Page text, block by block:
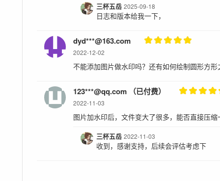
三杯五岳2025-09-18
日志和版本给我一下，
dyd***@163.com
2022-12-02
不能添加图片做水印吗？还有如何绘制圆形方
123***@qq.com （已付费）
2022-11-03
图片加水印后，文件变大了很多，能否直接压缩
三杯五岳2022-11-03
收到，感谢支持，后续会评估考虑下